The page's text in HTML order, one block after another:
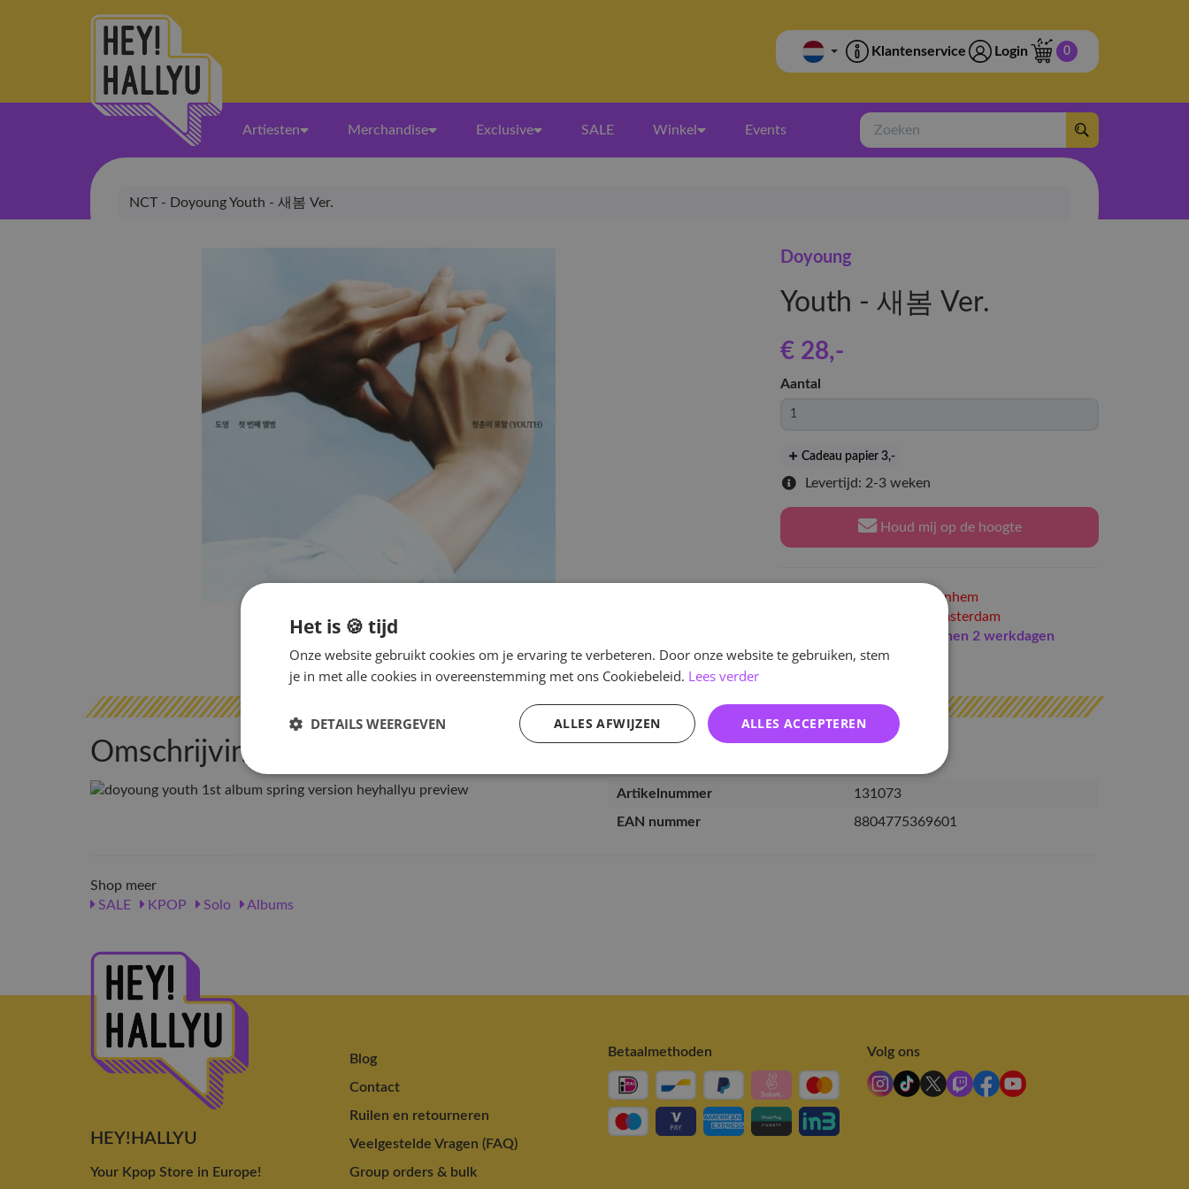
Klantenservice Login 0
Artiesten Merchandise Exclusive SALE Winkel Events
Zoeken
NCT - Doyoung Youth - 새봄 Ver.
Doyoung
Youth - 새봄 Ver.
€ 28,-
Aantal
Cadeau papier 3,-
Levertijd: 2-3 weken
Houd mij op de hoogte
in Arnhem
in Amsterdam
binnen 2 werkdagen
verzonden
Omschrijving Specificaties
Artikelnummer
131073
EAN nummer
8804775369601
Shop meer
SALE
KPOP Solo Albums
HEY!HALLYU
Your Kpop Store in Europe!
Blog
Contact
Ruilen en retourneren
Veelgestelde Vragen (FAQ)
Group orders & bulk
Betaalmethoden Volg ons
Het is 🍪 tijd
Onze website gebruikt cookies om je ervaring te verbeteren. Door onze website te gebruiken, stem
je in met alle cookies in overeenstemming met ons Cookiebeleid. Lees verder
ALLES ACCEPTEREN
ALLES AFWIJZEN
DETAILS WEERGEVEN